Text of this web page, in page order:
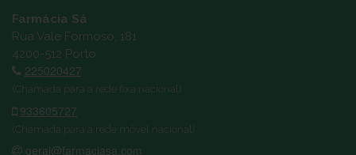
Farmácia Sá
Rua Vale Formoso, 181
4200-512 Porto
225020427
(Chamada para a rede fixa nacional)
933605727
(Chamada para a rede móvel nacional)
geral@farmaciasa.com